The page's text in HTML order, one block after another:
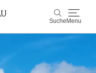
Suche Menu